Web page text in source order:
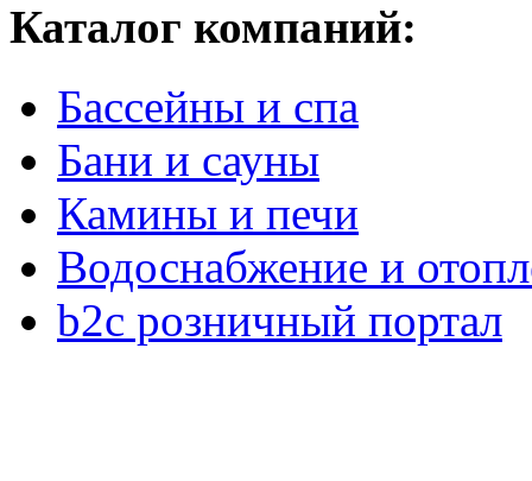
Каталог компаний:
Бассейны и спа
Бани и сауны
Камины и печи
Водоснабжение и
b2c розничный портал